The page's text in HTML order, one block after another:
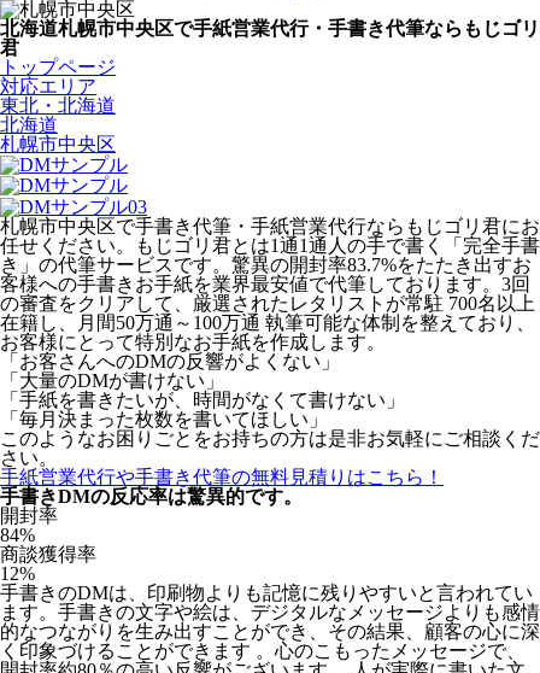
北海道札幌市中央区で手紙営業代行・手書き代筆ならもじゴリ
君
トップページ
対応エリア
東北・北海道
北海道
札幌市中央区
札幌市中央区で手書き代筆・手紙営業代行ならもじゴリ君にお
任せください。もじゴリ君とは1通1通人の手で書く「完全手書
き」の代筆サービスです。驚異の開封率83.7%をたたき出すお
客様への手書きお手紙を業界最安値で代筆しております。3回
の審査をクリアして、厳選されたレタリストが常駐 700名以上
在籍し、月間50万通～100万通 執筆可能な体制を整えており、
お客様にとって特別なお手紙を作成します。
「お客さんへのDMの反響がよくない」
「大量のDMが書けない」
「手紙を書きたいが、時間がなくて書けない」
「毎月決まった枚数を書いてほしい」
このようなお困りごとをお持ちの方は是非お気軽にご相談くだ
さい。
手紙営業代行や手書き代筆の無料見積りはこちら！
手書きDMの反応率は驚異的です。
開封率
84%
商談獲得率
12%
手書きのDMは、印刷物よりも記憶に残りやすいと言われてい
ます。手書きの文字や絵は、デジタルなメッセージよりも感情
的なつながりを生み出すことができ、その結果、顧客の心に深
く印象づけることができます 。心のこもったメッセージで、